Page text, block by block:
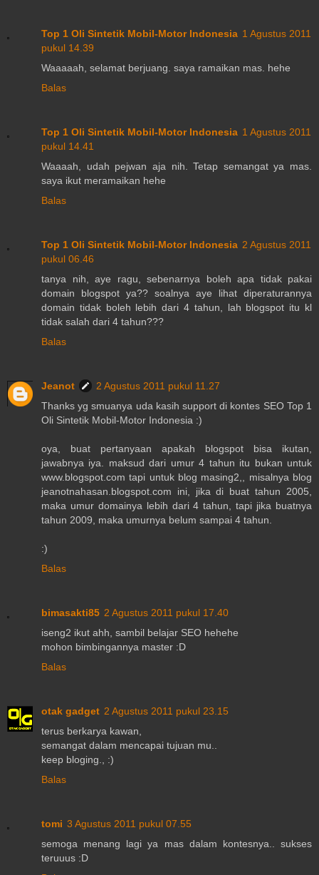
Top 1 Oli Sintetik Mobil-Motor Indonesia 1 Agustus 2011
pukul 14.39
Waaaaah, selamat berjuang. saya ramaikan mas. hehe
Balas
Top 1 Oli Sintetik Mobil-Motor Indonesia 1 Agustus 2011
pukul 14.41
Waaaah, udah pejwan aja nih. Tetap semangat ya mas.
saya ikut meramaikan hehe
Balas
Top 1 Oli Sintetik Mobil-Motor Indonesia 2 Agustus 2011
pukul 06.46
tanya nih, aye ragu, sebenarnya boleh apa tidak pakai
domain blogspot ya?? soalnya aye lihat diperaturannya
domain tidak boleh lebih dari 4 tahun, lah blogspot itu kl
tidak salah dari 4 tahun???
Balas
Jeanot
2 Agustus 2011 pukul 11.27
Thanks yg smuanya uda kasih support di kontes SEO Top 1
Oli Sintetik Mobil-Motor Indonesia :)
oya, buat pertanyaan apakah blogspot bisa ikutan,
jawabnya iya. maksud dari umur 4 tahun itu bukan untuk
www.blogspot.com tapi untuk blog masing2,, misalnya blog
jeanotnahasan.blogspot.com ini, jika di buat tahun 2005,
maka umur domainya lebih dari 4 tahun, tapi jika buatnya
tahun 2009, maka umurnya belum sampai 4 tahun.
:)
Balas
bimasakti85 2 Agustus 2011 pukul 17.40
iseng2 ikut ahh, sambil belajar SEO hehehe
mohon bimbingannya master :D
Balas
otak gadget 2 Agustus 2011 pukul 23.15
terus berkarya kawan,
semangat dalam mencapai tujuan mu..
keep bloging., :)
Balas
tomi 3 Agustus 2011 pukul 07.55
semoga menang lagi ya mas dalam kontesnya.. sukses
teruuus :D